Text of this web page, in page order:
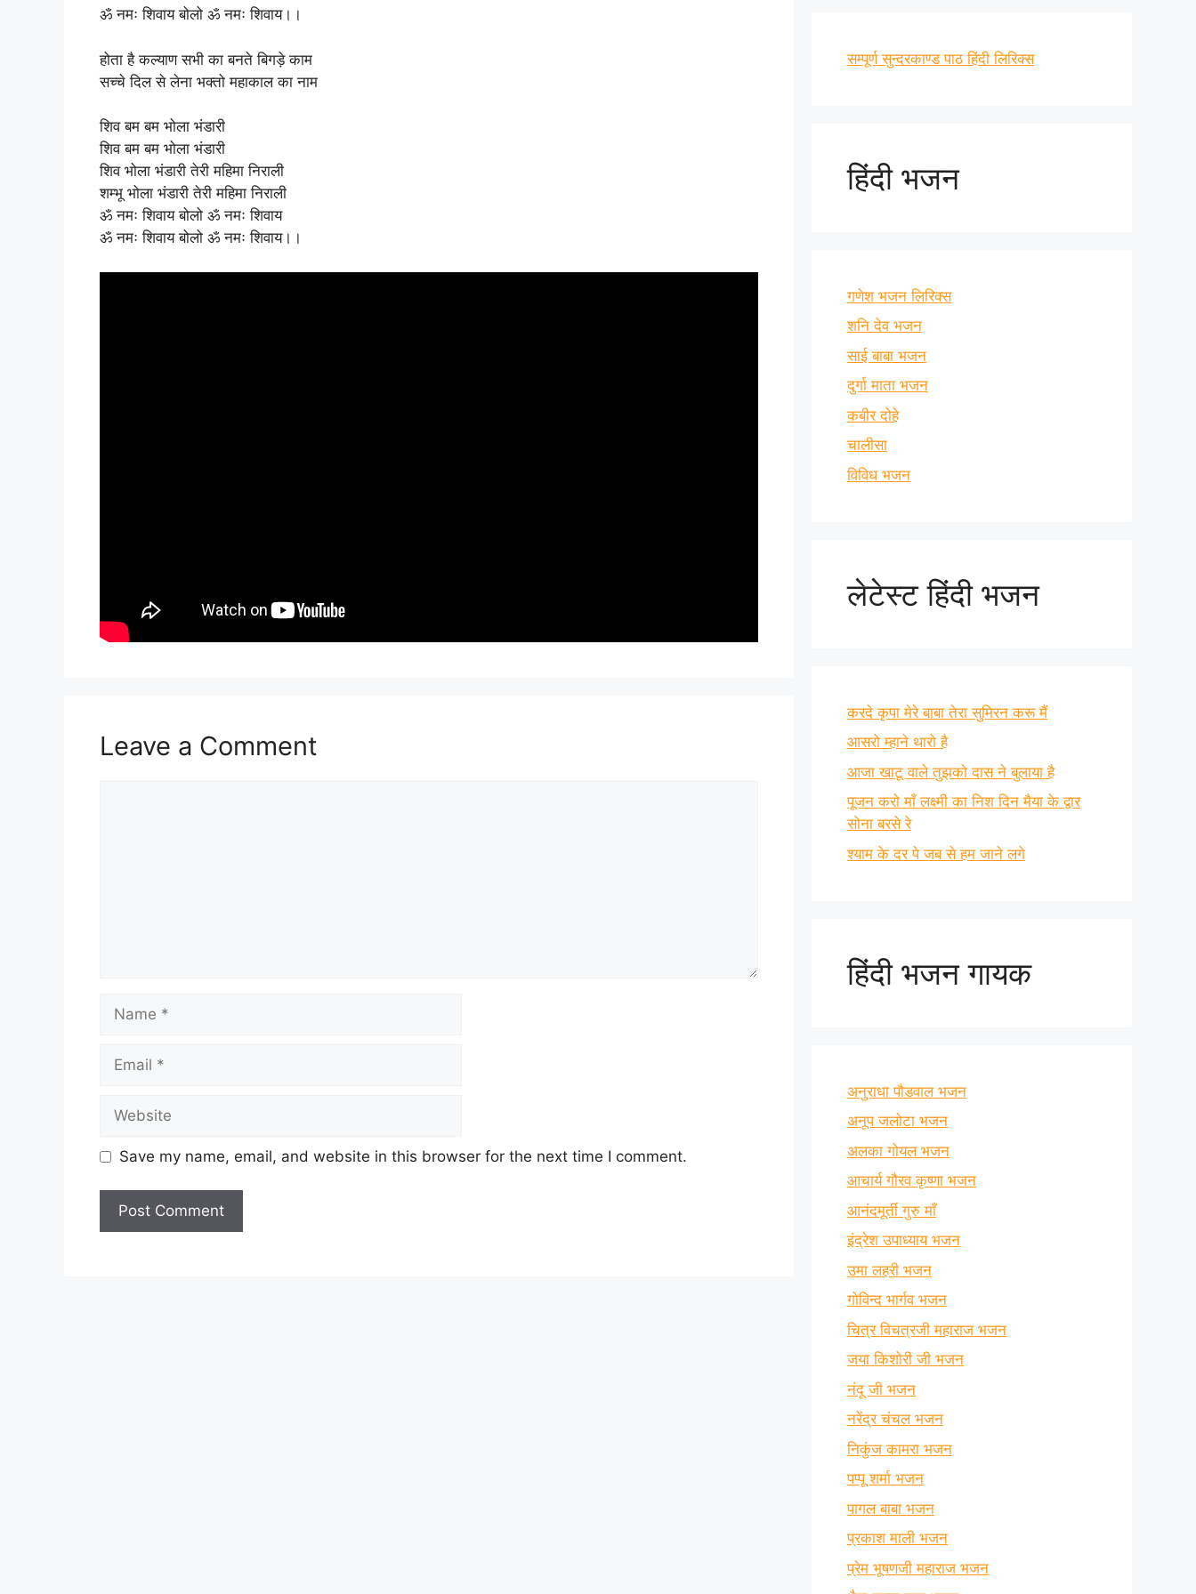
ॐ नमः शिवाय बोलो ॐ नमः शिवाय।।
होता है कल्याण सभी का बनते बिगड़े काम
सच्चे दिल से लेना भक्तो महाकाल का नाम
शिव बम बम भोला भंडारी
शिव बम बम भोला भंडारी
शिव भोला भंडारी तेरी महिमा निराली
शम्भू भोला भंडारी तेरी महिमा निराली
ॐ नमः शिवाय बोलो ॐ नमः शिवाय
ॐ नमः शिवाय बोलो ॐ नमः शिवाय।।
Leave a Comment
Save my name, email, and website in this browser for the next time I comment.
सम्पूर्ण सुन्दरकाण्ड पाठ हिंदी लिरिक्स
हिंदी भजन
गणेश भजन लिरिक्स
शनि देव भजन
साई बाबा भजन
दुर्गा माता भजन
कबीर दोहे
चालीसा
विविध भजन
लेटेस्ट हिंदी भजन
करदे कृपा मेरे बाबा तेरा सुमिरन करू मैं
आसरो म्हाने थारो है
आजा खाटू वाले तुझको दास ने बुलाया है
पूजन करो माँ लक्ष्मी का निश दिन मैया के द्वार
सोना बरसे रे
श्याम के दर पे जब से हम जाने लगे
हिंदी भजन गायक
अनुराधा पौडवाल भजन
अनूप जलोटा भजन
अलका गोयल भजन
आचार्य गौरव कृष्णा भजन
आनंदमूर्ती गुरु माँ
इंद्रेश उपाध्याय भजन
उमा लहरी भजन
गोविन्द भार्गव भजन
चित्र विचत्रजी महाराज भजन
जया किशोरी जी भजन
नंदू जी भजन
नरेंद्र चंचल भजन
निकुंज कामरा भजन
पप्पू शर्मा भजन
पागल बाबा भजन
प्रकाश माली भजन
प्रेम भूषणजी महाराज भजन